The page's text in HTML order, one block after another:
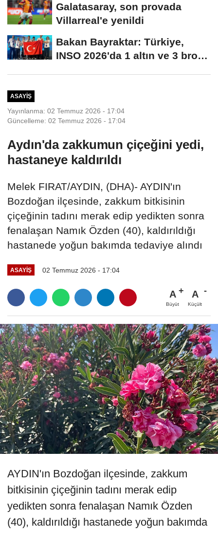
Galatasaray, son provada
Villarreal'e yenildi
Bakan Bayraktar: Türkiye,
INSO 2026'da 1 altın ve 3 bronz
ASAYIŞ
Yayınlanma: 02 Temmuz 2026 - 17:04
Güncelleme: 02 Temmuz 2026 - 17:04
Aydın'da zakkumun çiçeğini yedi,
hastaneye kaldırıldı
Melek FIRAT/AYDIN, (DHA)- AYDIN'ın
Bozdoğan ilçesinde, zakkum bitkisinin
çiçeğinin tadını merak edip yedikten sonra
fenalaşan Namık Özden (40), kaldırıldığı
hastanede yoğun bakımda tedaviye alındı
ASAYIŞ 02 Temmuz 2026 - 17:04
A
Büyüt
A
Küçült
AYDIN'ın Bozdoğan ilçesinde, zakkum
bitkisinin çiçeğinin tadını merak edip
yedikten sonra fenalaşan Namık Özden
(40), kaldırıldığı hastanede yoğun bakımda